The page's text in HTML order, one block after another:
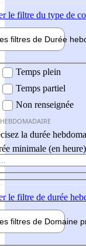
le filtre du type de
filtres de Durée
Temps plein
Temps partiel
Non renseignée
la durée
minimale (en heure)
le filtre de durée
filtres de Domaine